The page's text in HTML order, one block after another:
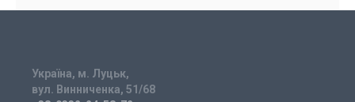
Україна, м. Луцьк,
вул. Винниченка, 51/68